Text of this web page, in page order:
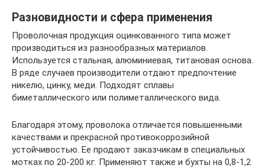
Разновидности и сфера применения
Проволочная продукция оцинкованного типа может
производиться из разнообразных материалов.
Используется стальная, алюминиевая, титановая основа.
В ряде случаев производители отдают предпочтение
никелю, цинку, меди. Подходят сплавы
биметаллического или полиметаллического вида.
Благодаря этому, проволока отличается повышенными
качествами и прекрасной противокоррозийной
устойчивостью. Ее продают заказчикам в специальных
мотках по 20-200 кг. Применяют также и бухты на 0,8-1,2